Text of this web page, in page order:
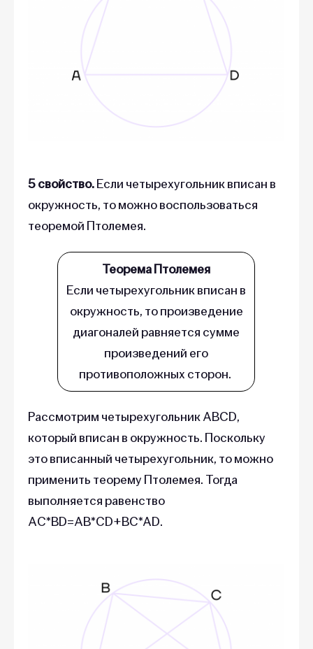
5 свойство.Если четырехугольник вписан в
окружность, то можно воспользоваться
теоремой Птолемея.
Теорема Птолемея
Если четырехугольник вписан в
окружность, то произведение
диагоналей равняется сумме
произведений его
противоположных сторон.
Рассмотрим четырехугольник ABCD,
который вписан в окружность. Поскольку
это вписанный четырехугольник, то можно
применить теорему Птолемея. Тогда
выполняется равенство
AC*BD=AB*CD+BC*AD.